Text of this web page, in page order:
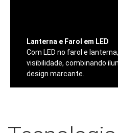
Lanterna e Farol em LED
Com LED no farol e
visibilidade, combinando
design marcante.